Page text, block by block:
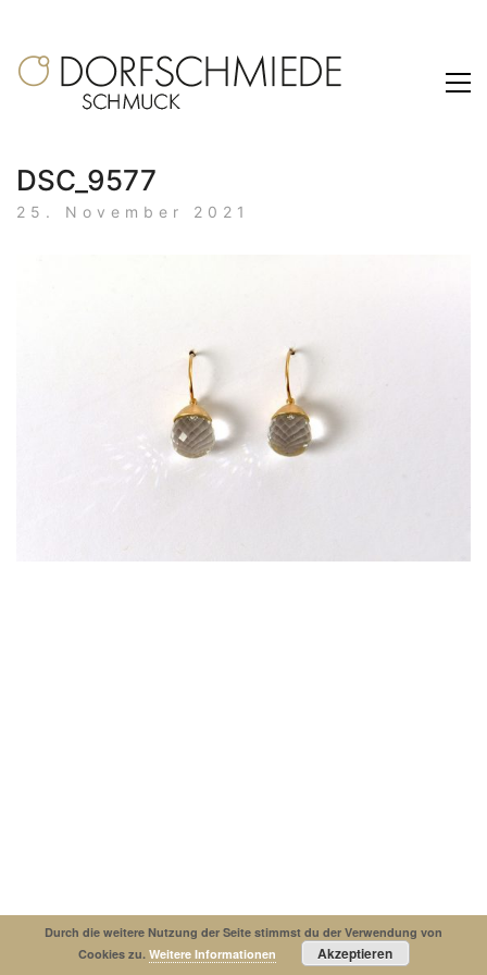
DSC_9577
25. November 2021
© Copyright 2019. All Rights Reserved.
Durch die weitere Nutzung der Seite stimmst du der Verwendung von
Cookies zu. Weitere Informationen Akzeptieren